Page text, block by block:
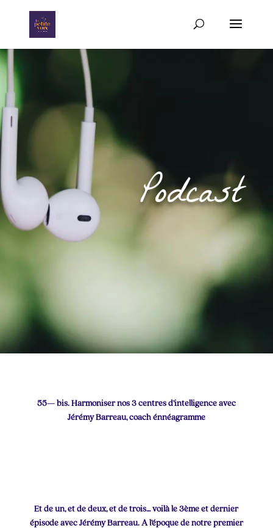
Podcast
55— bis. Harmoniser nos 3 centres d’intelligence avec
Jérémy Barreau, coach énnéagramme
Et de un, et de deux, et de trois… voilà le 3ème et dernier
épisode avec Jérémy Barreau. A l’époque de notre premier